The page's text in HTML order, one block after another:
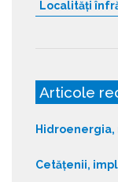
Localități
Articole
Hidroenergia,
Cetățenii,